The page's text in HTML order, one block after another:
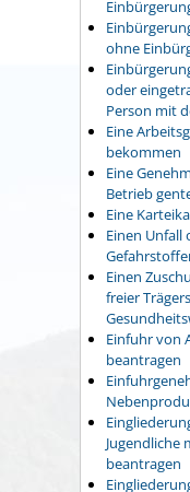
ohne
oder
Person mit
Eine
bekommen
Eine
Betrieb
Eine
Einen
Einen
freier
Einfuhr von
beantragen
Jugendliche
beantragen